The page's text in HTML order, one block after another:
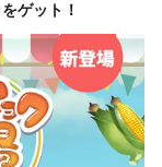
ゲット！